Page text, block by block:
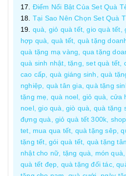
Điểm Nổi Bật Của Set Quà
Tại Sao Nên Chọn Set Quà
quà, giỏ quà tết, gio quà tết,
hợp quà, quà tết, quà tặng
quà tặng mạ vàng, qua tặng
quà sinh nhật, tặng, set quà tết,
cao cấp, quà giáng sinh, quà
nghiệp, quà tân gia, quà tặng
tặng mẹ, quà noel, giỏ quà, cửa
noel, gio quà, giò quà, quà tặng
đựng quà, giỏ quà tết 300k,
tet, mua qua tết, quà tặng sêp,
tặng tết, gói quà tết, quà tặng
nhật cho nữ, tặng quà, món
quà tết đẹp, quà tặng đối tác,